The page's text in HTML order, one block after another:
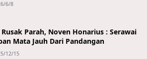
6/8
Rusak Parah, Noven Honarius : Serawai
Mata Jauh Dari Pandangan
12/15